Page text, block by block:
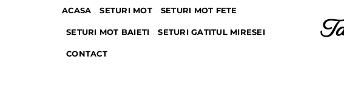
ACASA SETURI MOT SETURI MOT FETE
SETURI MOT BAIETI SETURI GATITUL MIRESEI
CONTACT